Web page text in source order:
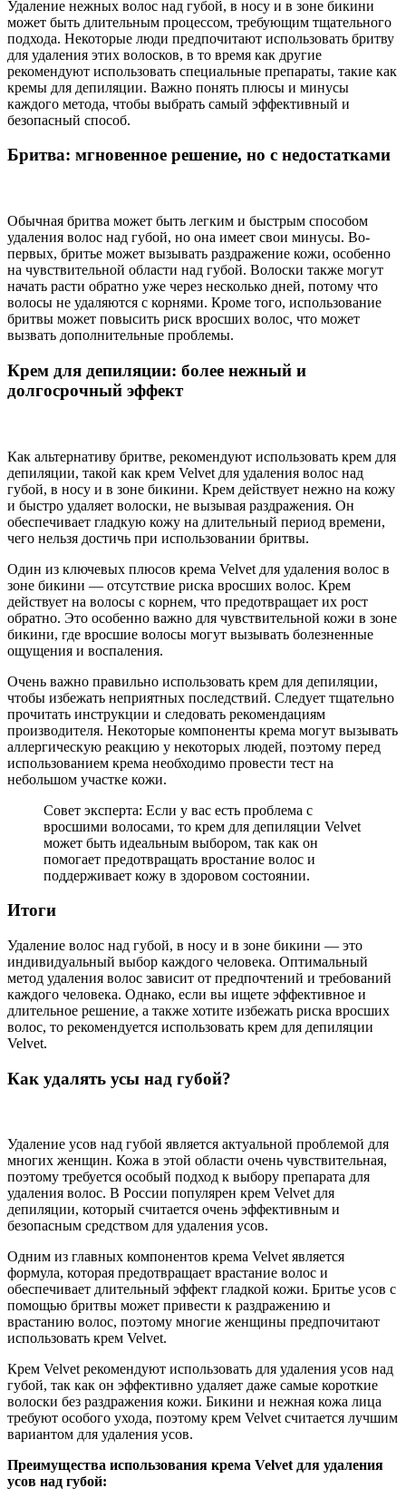
Удаление нежных волос над губой, в носу и в зоне бикини
может быть длительным процессом, требующим тщательного
подхода. Некоторые люди предпочитают использовать бритву
для удаления этих волосков, в то время как другие
рекомендуют использовать специальные препараты, такие как
кремы для депиляции. Важно понять плюсы и минусы
каждого метода, чтобы выбрать самый эффективный и
безопасный способ.
Бритва: мгновенное решение, но с недостатками
Обычная бритва может быть легким и быстрым способом
удаления волос над губой, но она имеет свои минусы. Во-
первых, бритье может вызывать раздражение кожи, особенно
на чувствительной области над губой. Волоски также могут
начать расти обратно уже через несколько дней, потому что
волосы не удаляются с корнями. Кроме того, использование
бритвы может повысить риск вросших волос, что может
вызвать дополнительные проблемы.
Крем для депиляции: более нежный и
долгосрочный эффект
Как альтернативу бритве, рекомендуют использовать крем для
депиляции, такой как крем Velvet для удаления волос над
губой, в носу и в зоне бикини. Крем действует нежно на кожу
и быстро удаляет волоски, не вызывая раздражения. Он
обеспечивает гладкую кожу на длительный период времени,
чего нельзя достичь при использовании бритвы.
Один из ключевых плюсов крема Velvet для удаления волос в
зоне бикини — отсутствие риска вросших волос. Крем
действует на волосы с корнем, что предотвращает их рост
обратно. Это особенно важно для чувствительной кожи в зоне
бикини, где вросшие волосы могут вызывать болезненные
ощущения и воспаления.
Очень важно правильно использовать крем для депиляции,
чтобы избежать неприятных последствий. Следует тщательно
прочитать инструкции и следовать рекомендациям
производителя. Некоторые компоненты крема могут вызывать
аллергическую реакцию у некоторых людей, поэтому перед
использованием крема необходимо провести тест на
небольшом участке кожи.
Совет эксперта: Если у вас есть проблема с
вросшими волосами, то крем для депиляции Velvet
может быть идеальным выбором, так как он
помогает предотвращать вростание волос и
поддерживает кожу в здоровом состоянии.
Итоги
Удаление волос над губой, в носу и в зоне бикини — это
индивидуальный выбор каждого человека. Оптимальный
метод удаления волос зависит от предпочтений и требований
каждого человека. Однако, если вы ищете эффективное и
длительное решение, а также хотите избежать риска вросших
волос, то рекомендуется использовать крем для депиляции
Velvet.
Как удалять усы над губой?
Удаление усов над губой является актуальной проблемой для
многих женщин. Кожа в этой области очень чувствительная,
поэтому требуется особый подход к выбору препарата для
удаления волос. В России популярен крем Velvet для
депиляции, который считается очень эффективным и
безопасным средством для удаления усов.
Одним из главных компонентов крема Velvet является
формула, которая предотвращает врастание волос и
обеспечивает длительный эффект гладкой кожи. Бритье усов с
помощью бритвы может привести к раздражению и
врастанию волос, поэтому многие женщины предпочитают
использовать крем Velvet.
Крем Velvet рекомендуют использовать для удаления усов над
губой, так как он эффективно удаляет даже самые короткие
волоски без раздражения кожи. Бикини и нежная кожа лица
требуют особого ухода, поэтому крем Velvet считается лучшим
вариантом для удаления усов.
Преимущества использования крема Velvet для удаления
усов над губой: